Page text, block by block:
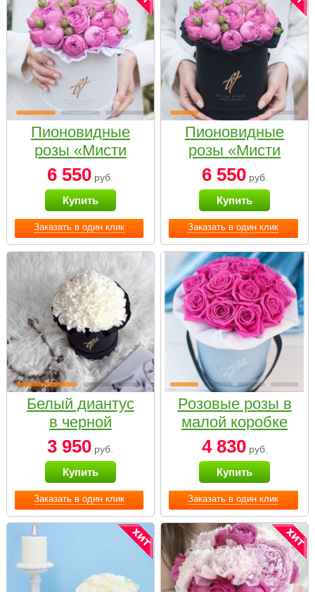
Заказать в один клик
Пионовидные
розы «Мисти
бабблс» в белой
коробке Small
6 550 руб.
Купить
Заказать в один клик
Пионовидные
розы «Мисти
бабблс» в
черной коробке
Small
6 550руб.
Купить
Заказать в один клик
Белый диантус
в черной
коробке Small
3 950 руб.
Купить
Заказать в один клик
Розовые розы в
малой коробке
4 830руб.
Купить